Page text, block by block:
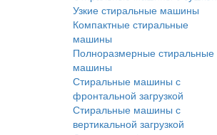
Узкие стиральные машины
Компактные стиральные
машины
Полноразмерные стиральные
машины
Стиральные машины с
фронтальной загрузкой
Стиральные машины с
вертикальной загрузкой